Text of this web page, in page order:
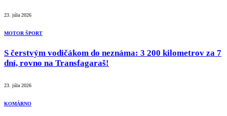
23. júla 2026
MOTOR ŠPORT
S čerstvým vodičákom do neznáma: 3 200 kilometrov za 7
dní, rovno na Transfagaraš!
23. júla 2026
KOMÁRNO